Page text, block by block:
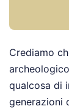
Crediamo
qualcosa di
generazioni